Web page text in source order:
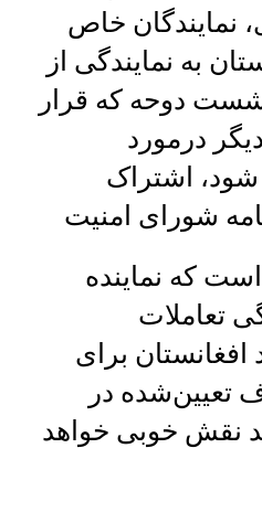
نمایندگان خاص
به نمایندگی از
دوحه که قرار
درمورد
شود، اشتراک
شورای امنیت
که نماینده
تعاملات
افغانستان برای
تعیین‌شده در
نقش خوبی خواهد